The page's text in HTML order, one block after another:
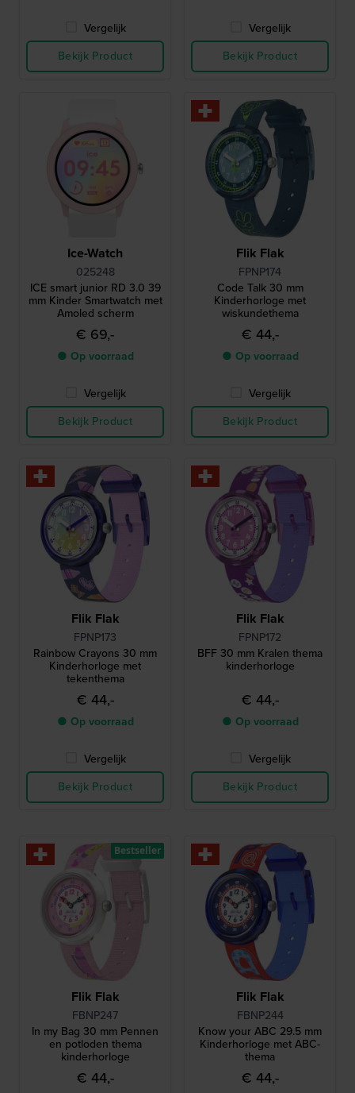
Vergelijk
Bekijk Product
Vergelijk
Bekijk Product
Ice-Watch
025248
ICE smart junior RD 3.0 39
mm Kinder Smartwatch met
Amoled scherm
€ 69,-
● Op voorraad
Vergelijk
Bekijk Product
Flik Flak
FPNP174
Code Talk 30 mm
Kinderhorloge met
wiskundethema
€ 44,-
● Op voorraad
Vergelijk
Bekijk Product
Flik Flak
FPNP173
Rainbow Crayons 30 mm
Kinderhorloge met
tekenthema
€ 44,-
● Op voorraad
Vergelijk
Bekijk Product
Flik Flak
FPNP172
BFF 30 mm Kralen thema
kinderhorloge
€ 44,-
● Op voorraad
Vergelijk
Bekijk Product
Flik Flak
FBNP247
In my Bag 30 mm Pennen
en potloden thema
kinderhorloge
€ 44,-
Bestseller
Flik Flak
FBNP244
Know your ABC 29.5 mm
Kinderhorloge met ABC-
thema
€ 44,-